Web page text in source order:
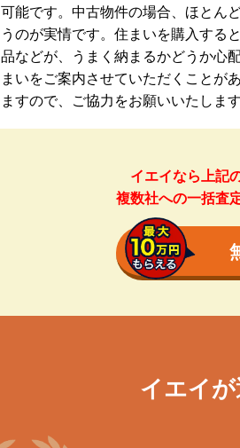
可能です。中古物件の場合、ほとん
うのが実情です。住まいを購入する
品などが、うまく納まるかどうか心
まいをご案内させていただくことが
ますので、ご協力をお願いいたします
イエイなら上記
複数社への一括査
イエイ